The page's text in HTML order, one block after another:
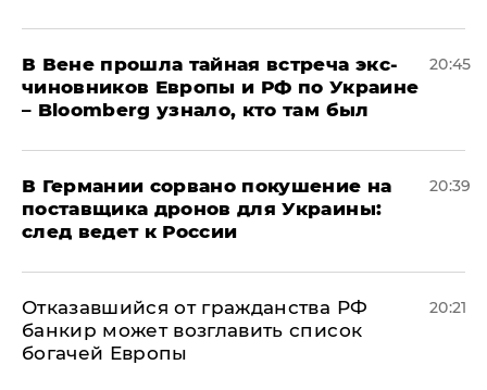
В Вене прошла тайная встреча экс-
чиновников Европы и РФ по Украине
– Bloomberg узнало, кто там был
20:45
​В Германии сорвано покушение на
поставщика дронов для Украины:
след ведет к России
20:39
Отказавшийся от гражданства РФ
банкир может возглавить список
богачей Европы
20:21